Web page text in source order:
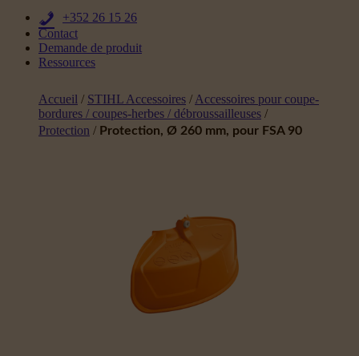
+352 26 15 26
Contact
Demande de produit
Ressources
Accueil / STIHL Accessoires / Accessoires pour coupe-
bordures / coupes-herbes / débroussailleuses /
Protection / Protection, Ø 260 mm, pour FSA 90